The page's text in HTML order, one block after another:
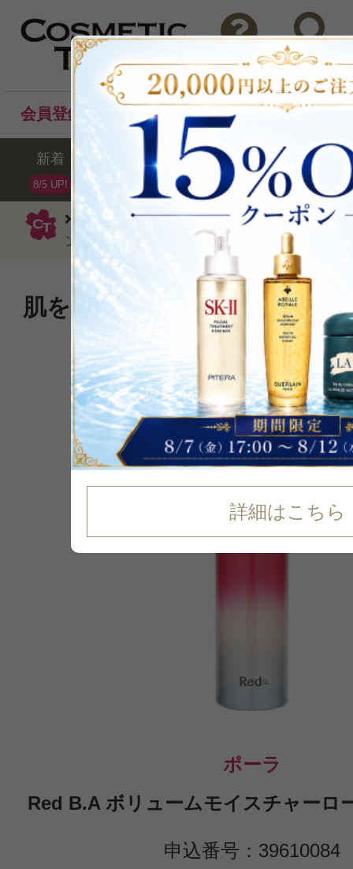
ポーラ 化粧水
Red B.A ボリューム
ン120ml
問い合わせ 検索
会員登録後のお買い物でポイントプレゼント！
新着
8/5 UP!
セール ランキング ブ
詳細はこちら
肌を解きほぐす、ジュレ感覚
16%
OFF
ポーラ
Red B.A ボリュームモイスチャーロ
申込番号：39610084